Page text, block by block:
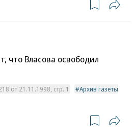
что Власова освободил
от 21.11.1998, стр. 1
Архив газеты